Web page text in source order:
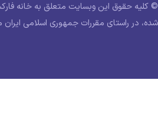
حقوق این وبسایت متعلق به خانه فارکس
راستای مقررات جمهوری اسلامی ایران می